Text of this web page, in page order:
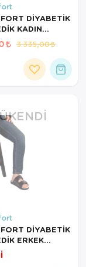
DİYABETİK
KADIN
37
3.335,00
DİYABETİK
ERKEK
44